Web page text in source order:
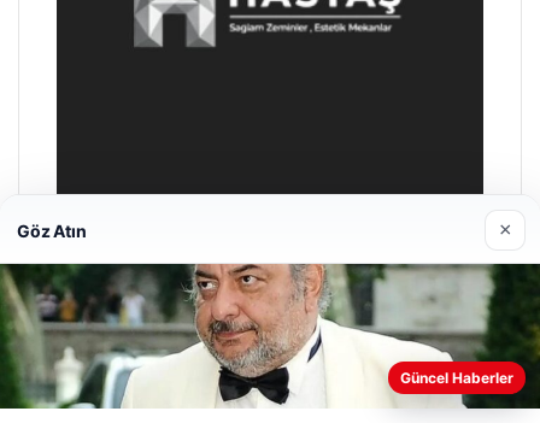
Enes Kaplan Avukatlık Bürosu
28/04/2026
Web sitemizi nasıl kullandığınızı daha iyi anlayabilmek,
deneyiminizi kişiselleştirmek ve geliştirmek amacıyla çerezler
Göz Atın ×
Güncel Haberler